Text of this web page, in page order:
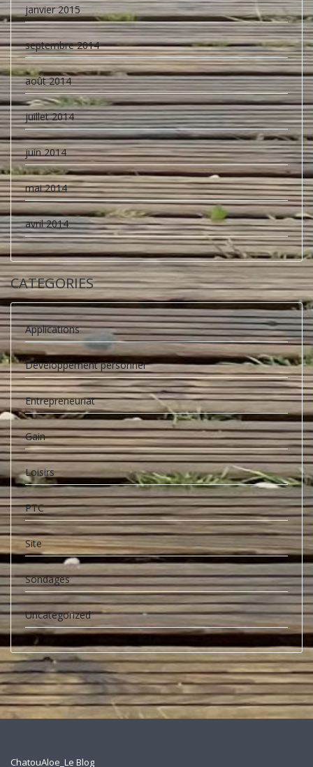
janvier 2015
septembre 2014
août 2014
juillet 2014
juin 2014
mai 2014
avril 2014
CATEGORIES
Applications
Développement personnel
Entrepreneuriat
Gain
Loisirs
PTC
Site
Sondages
Uncategorized
ChatouAloe_Le Blog